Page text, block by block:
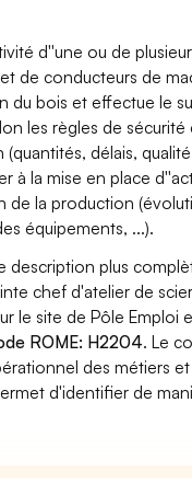
d''une ou de
de conducteurs de
du bois et effectue le
les règles de sécurité
délais,
à la mise en place
de la production
équipements, ...).
description plus
chef d'atelier de
le site de Pôle Emploi
ROME: H2204. Le
des métiers
d'identifier de